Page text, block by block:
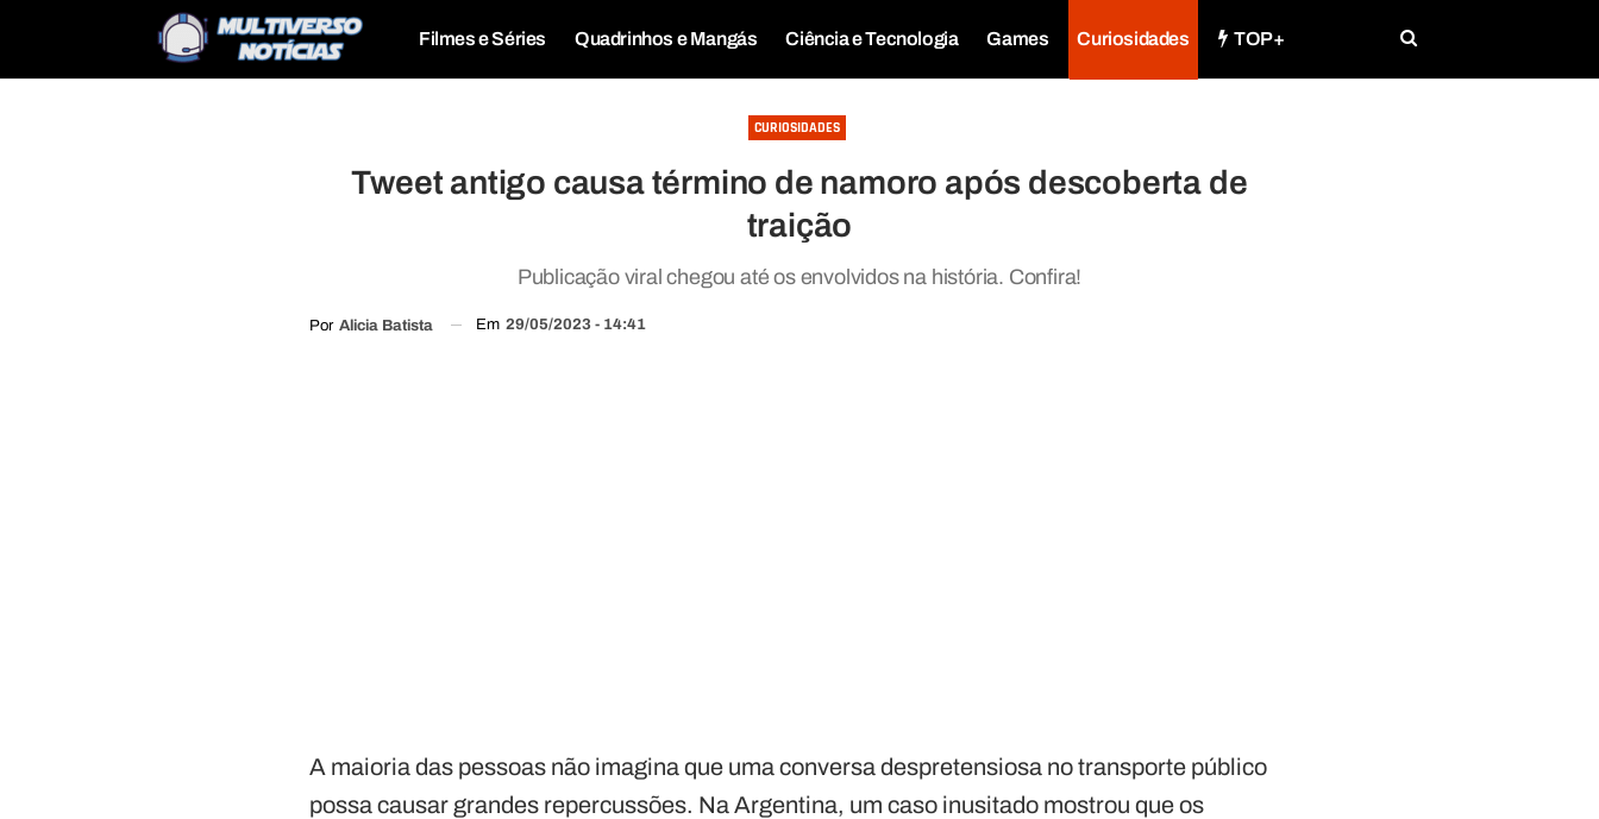
Filmes e Séries Quadrinhos e Mangás Ciência e Tecnologia Games Curiosidades TOP+
CURIOSIDADES
Tweet antigo causa término de namoro após descoberta de
traição
Publicação viral chegou até os envolvidos na história. Confira!
Por Alicia Batista Em 29/05/2023 - 14:41
A maioria das pessoas não imagina que uma conversa despretensiosa no transporte público
possa causar grandes repercussões. Na Argentina, um caso inusitado mostrou que os